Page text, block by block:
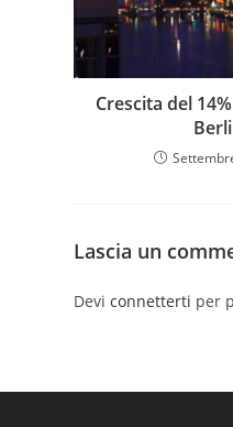
Crescita del
Lascia un
Deviconnetterti per